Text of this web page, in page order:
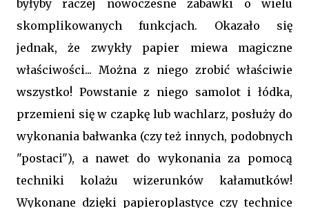
byłyby raczej nowoczesne zabawki o wielu
skomplikowanych funkcjach. Okazało się
jednak, że zwykły papier miewa magiczne
właściwości... Można z niego zrobić właściwie
wszystko! Powstanie z niego samolot i łódka,
przemieni się w czapkę lub wachlarz, posłuży do
wykonania bałwanka (czy też innych, podobnych
"postaci"), a nawet do wykonania za pomocą
techniki kolażu wizerunków kałamutków!
Wykonane dzięki papieroplastyce czy technice